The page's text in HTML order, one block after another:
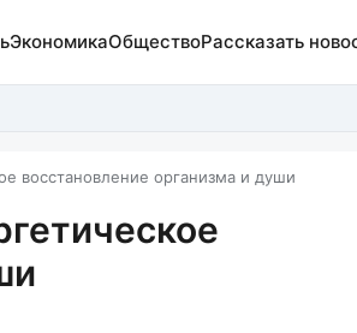
ЭкономикаОбществоРассказать
восстановление организма и души